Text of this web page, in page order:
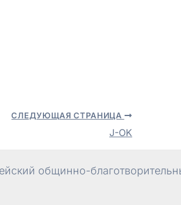
СЛЕДУЮЩАЯ СТРАНИЦА
J-OK
общинно-